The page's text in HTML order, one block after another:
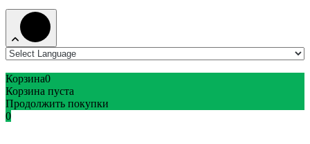
Корзина0
Корзина пуста
Продолжить покупки
0